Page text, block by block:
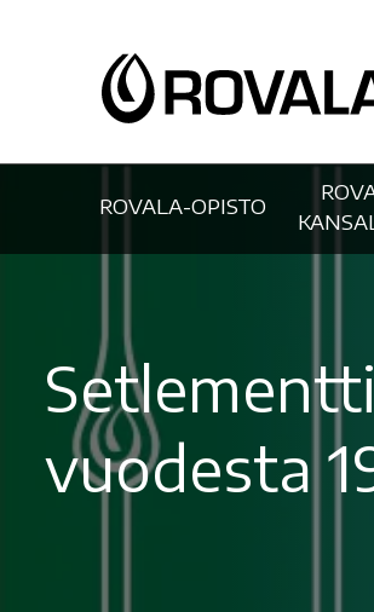
ROVALA-OPISTO
vuodesta